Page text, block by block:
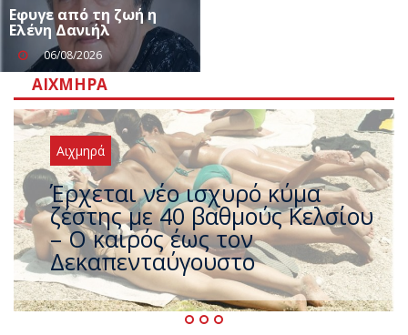
Εφυγε από τη ζωή η
Ελένη Δανιήλ
06/08/2026
ΑΙΧΜΗΡΆ
Αιχμηρά
Άφαντος ο Τσίπρας… την ώρα
που η χώρα καίγεται